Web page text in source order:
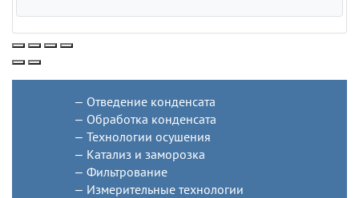
Отведение конденсата
Обработка конденсата
Технологии осушения
Катализ и заморозка
Фильтрование
Измерительные технологии